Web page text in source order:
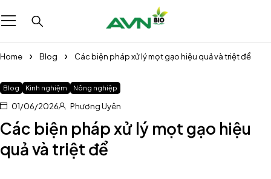
Home Blog Các biện pháp xử lý mọt gạo hiệu quả và triệt để
Blog Kinh nghiệm Nông nghiệp
01/06/2026 Phương Uyên
Các biện pháp xử lý mọt gạo hiệu
quả và triệt để